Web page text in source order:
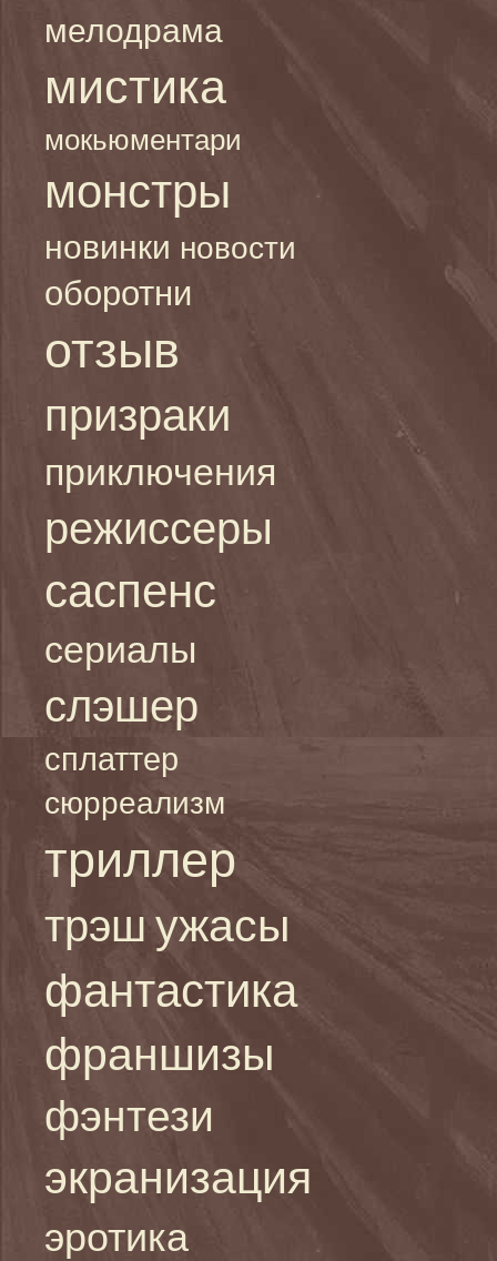
мелодрама
мистика
мокьюментари
монстры
новинки новости
оборотни
отзыв
призраки
приключения
режиссеры
саспенс
сериалы
слэшер
сплаттер
сюрреализм
триллер
трэш ужасы
фантастика
франшизы
фэнтези
экранизация
эротика